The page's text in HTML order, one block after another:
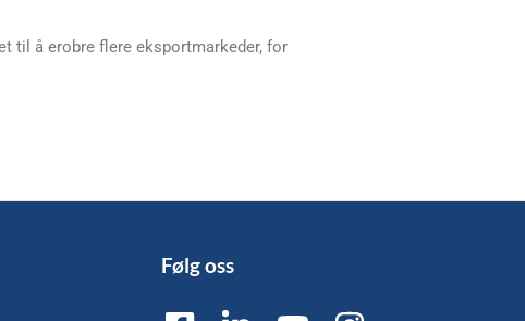
til å erobre flere eksportmarkeder, for
Følg oss